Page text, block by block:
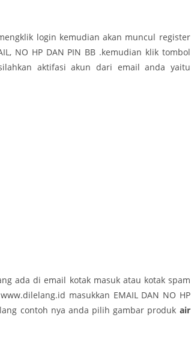
login kemudian akan muncul register
NO HP DAN PIN BB .kemudian klik tombol
aktifasi akun dari email anda yaitu
ada di email kotak masuk atau kotak spam
masukkan EMAIL DAN NO HP
contoh nya anda pilih gambar produk air